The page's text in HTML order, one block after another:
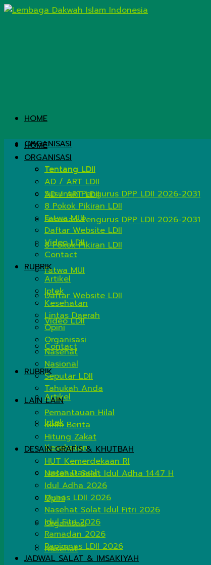
HOME
ORGANISASI
Tentang LDII
AD / ART LDII
Susunan Pengurus DPP LDII 2026-2031
8 Pokok Pikiran LDII
Fatwa MUI
Daftar Website LDII
Video LDII
Contact
RUBRIK
Artikel
Iptek
Kesehatan
Lintas Daerah
Opini
Organisasi
Nasehat
HOME
ORGANISASI
Tentang LDII
AD / ART LDII
Susunan Pengurus DPP LDII 2026-2031
8 Pokok Pikiran LDII
Fatwa MUI
Daftar Website LDII
Video LDII
Contact
RUBRIK
Artikel
Iptek
Kesehatan
Lintas Daerah
Opini
Organisasi
Nasehat
Nasional
Seputar LDII
Tahukah Anda
LAIN LAIN
Pemantauan Hilal
Kirim Berita
Hitung Zakat
DESAIN GRAFIS & KHUTBAH
HUT Kemerdekaan RI
Nasehat Salat Idul Adha 1447 H
Idul Adha 2026
Munas LDII 2026
Nasehat Solat Idul Fitri 2026
Idul Fitri 2026
Ramadan 2026
Rapimnas LDII 2026
JADWAL SALAT & IMSAKIYAH